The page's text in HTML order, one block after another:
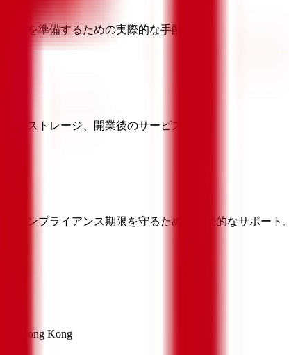
業を準備するための実際的な手配。
ルストレージ、開業後のサービス連携。
コンプライアンス期限を守るための継続的なサポート。
Hong Kong